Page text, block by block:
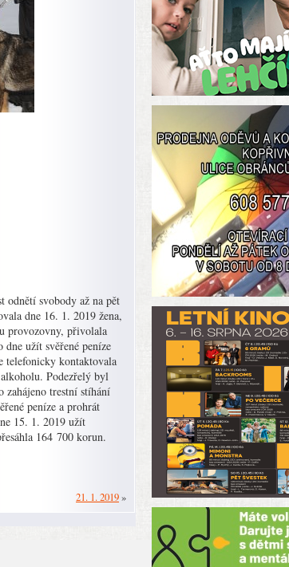
odnětí svobody až na pět
dne 16. 1. 2019 žena,
provozovny, přivolala
užít svěřené peníze
telefonicky kontaktovala
Podezřelý byl
zahájeno trestní stíhání
peníze a prohrát
15. 1. 2019 užít
164 700 korun.
21. 1. 2019»